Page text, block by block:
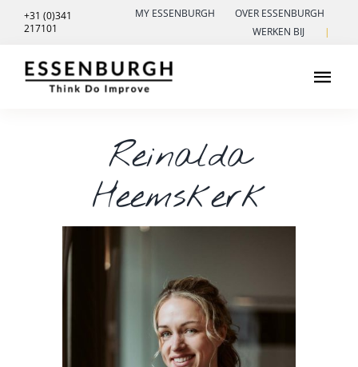
naar
+31 (0)341
217101
MY ESSENBURGH
OVER ESSENBURGH
WERKEN BIJ
|
Reinalda
Heemskerk